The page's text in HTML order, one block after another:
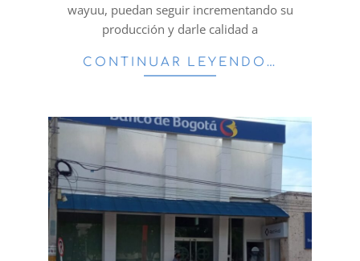
wayuu, puedan seguir incrementando su
producción y darle calidad a
CONTINUAR LEYENDO…